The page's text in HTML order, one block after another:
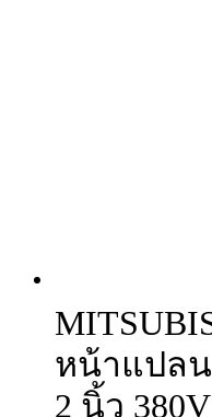
หน้าแปลน
2 นิ้ว